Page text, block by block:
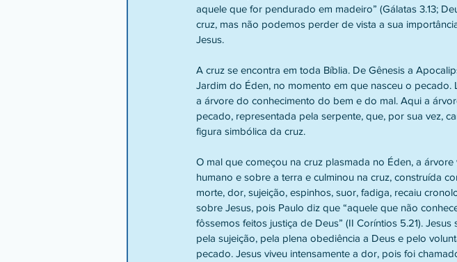
aquele que for pendurado em madeiro” (Gálatas 3.13;
cruz, mas não podemos perder de vista a sua
Jesus.
A cruz se encontra em toda Bíblia. De Gênesis a
Jardim do Éden, no momento em que nasceu o pecado.
a árvore do conhecimento do bem e do mal. Aqui a
pecado, representada pela serpente, que, por sua vez,
figura simbólica da cruz.
O mal que começou na cruz plasmada no Éden, a
humano e sobre a terra e culminou na cruz, construída
morte, dor, sujeição, espinhos, suor, fadiga, recaiu
sobre Jesus, pois Paulo diz que “aquele que não
fôssemos feitos justiça de Deus” (II Coríntios 5.21).
pela sujeição, pela plena obediência a Deus e pelo
pecado. Jesus viveu intensamente a dor, pois foi